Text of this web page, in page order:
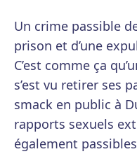
Un crime passible
prison et d’une
C’est comme ça
s’est vu retirer ses
smack en public à
rapports sexuels
également